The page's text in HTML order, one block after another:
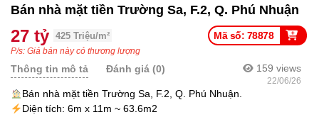
Bán nhà mặt tiền Trường Sa, F.2, Q. Phú Nhuận
Mã số: 78878
27 tỷ 425 Triệu/m²
P/s: Giá bán này có thương lượng
159 views
22/06/26
Thông tin mô tả Đánh giá (0)
Bán nhà mặt tiền Trường Sa, F.2, Q. Phú Nhuận.
Diện tích: 6m x 11m ~ 63.6m2